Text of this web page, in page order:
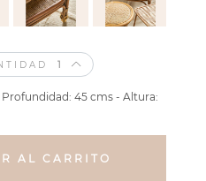
45 cms - Altura:
AL CARRITO